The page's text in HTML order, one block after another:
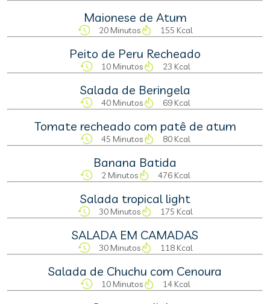
Maionese de Atum
20 Minutos 155 Kcal
Peito de Peru Recheado
10 Minutos 23 Kcal
Salada de Beringela
40 Minutos 69 Kcal
Tomate recheado com patê de atum
45 Minutos 80 Kcal
Banana Batida
2 Minutos 476 Kcal
Salada tropical light
30 Minutos 175 Kcal
SALADA EM CAMADAS
30 Minutos 118 Kcal
Salada de Chuchu com Cenoura
10 Minutos 14 Kcal